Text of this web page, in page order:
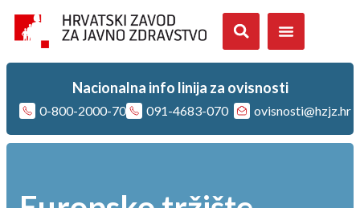
Nacionalna info linija za ovisnosti
0-800-2000-70 091-4683-070 ovisnosti@hzjz.hr